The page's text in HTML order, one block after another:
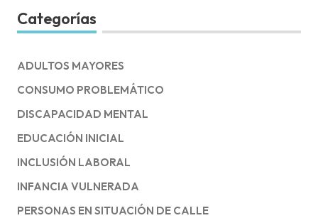
Categorías
ADULTOS MAYORES
CONSUMO PROBLEMÁTICO
DISCAPACIDAD MENTAL
EDUCACIÓN INICIAL
INCLUSIÓN LABORAL
INFANCIA VULNERADA
PERSONAS EN SITUACIÓN DE CALLE